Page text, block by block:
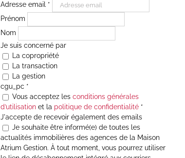
Adresse email *
Prénom
Nom
Je suis concerné par
La copropriété
La transaction
La gestion
cgu_pc *
Vous acceptez les conditions générales
d’utilisationet la politique de confidentialité*
J'accepte de recevoir également des emails
Je souhaite être informé(e) de toutes les
actualités immobilières des agences de la Maison
Atrium Gestion. À tout moment, vous pourrez utiliser